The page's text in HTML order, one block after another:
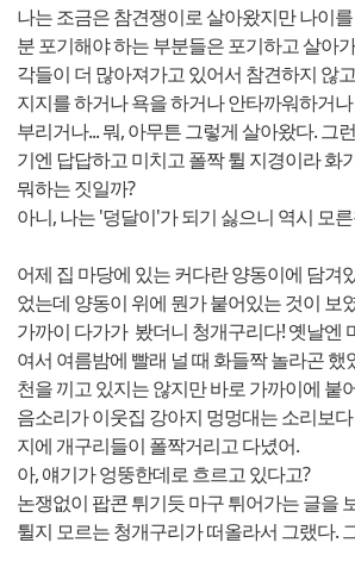
나는 조금은 참견쟁이로 살아왔지만 나이
분 포기해야 하는 부분들은 포기하고 살아
각들이 더 많아져가고 있어서 참견하지 않
지지를 하거나 욕을 하거나 안타까워하거
부리거나... 뭐, 아무튼 그렇게 살아왔다. 그
기엔 답답하고 미치고 폴짝 튈 지경이라 화
뭐하는 짓일까?
아니, 나는 '덩달이'가 되기 싫으니 역시 모
어제 집 마당에 있는 커다란 양동이에 담겨
었는데 양동이 위에 뭔가 붙어있는 것이 보
가까이 다가가 봤더니 청개구리다! 옛날엔
여서 여름밤에 빨래 널 때 화들짝 놀라곤 했
천을 끼고 있지는 않지만 바로 가까이에 붙
음소리가 이웃집 강아지 멍멍대는 소리보
지에 개구리들이 폴짝거리고 다녔어.
아, 얘기가 엉뚱한데로 흐르고 있다고?
논쟁없이 팝콘 튀기듯 마구 튀어가는 글을
튈지 모르는 청개구리가 떠올라서 그랬다.